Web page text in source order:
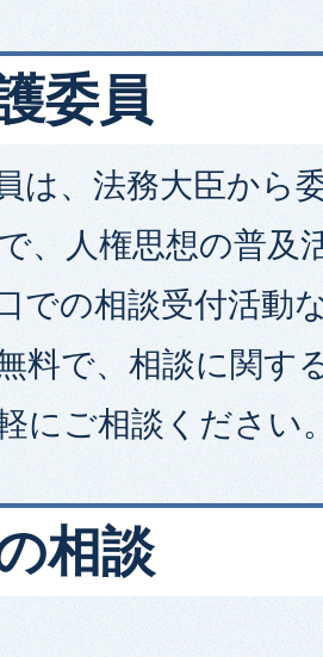
委員
は、法務大臣から
、人権思想の普及
での相談受付活動
料で、相談に関す
にご相談ください
相談